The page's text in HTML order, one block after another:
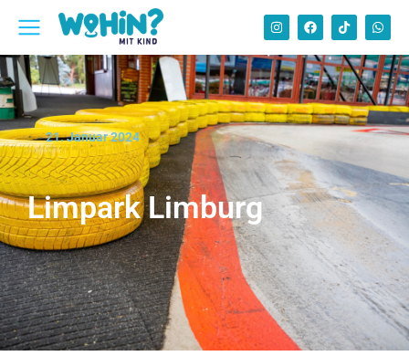
21. Januar 2024
Limpark Limburg